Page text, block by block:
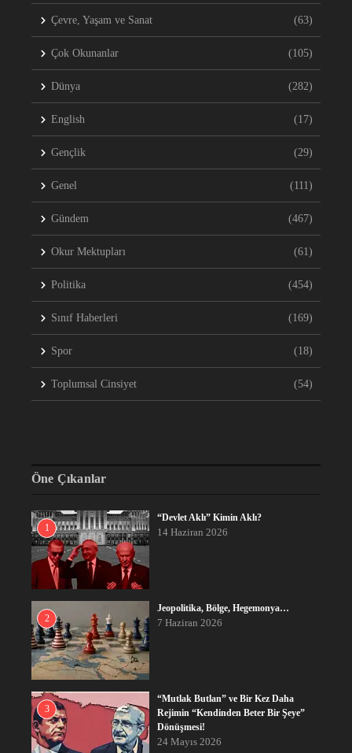
Çevre, Yaşam ve Sanat (63)
Çok Okunanlar (105)
Dünya (282)
English (17)
Gençlik (29)
Genel (111)
Gündem (467)
Okur Mektupları (61)
Politika (454)
Sınıf Haberleri (169)
Spor (18)
Toplumsal Cinsiyet (54)
Öne Çıkanlar
1
“Devlet Aklı” Kimin Aklı?
14 Haziran 2026
2
Jeopolitika, Bölge, Hegemonya…
7 Haziran 2026
3
“Mutlak Butlan” ve Bir Kez Daha
Rejimin “Kendinden Beter Bir Şeye”
Dönüşmesi!
24 Mayıs 2026